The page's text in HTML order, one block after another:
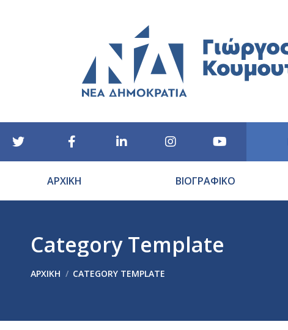
ΑΡΧΙΚΗ ΒΙΟΓΡΑΦΙΚΟ
Category Template
ΑΡΧΙΚΉ CATEGORY TEMPLATE